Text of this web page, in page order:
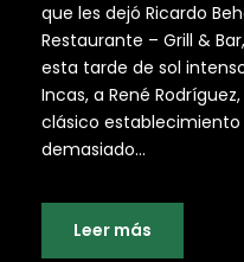
que les dejó Ricardo
Restaurante – Grill &
esta tarde de sol
Incas, a René
clásico
demasiado...
Leer más